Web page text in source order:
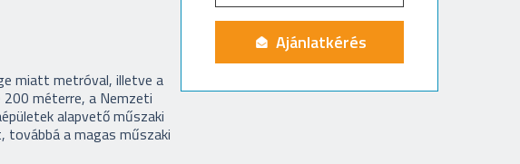
miatt metróval, illetve a
méterre, a Nemzeti
alapvető műszaki
továbbá a magas műszaki
Ajánlatkérés